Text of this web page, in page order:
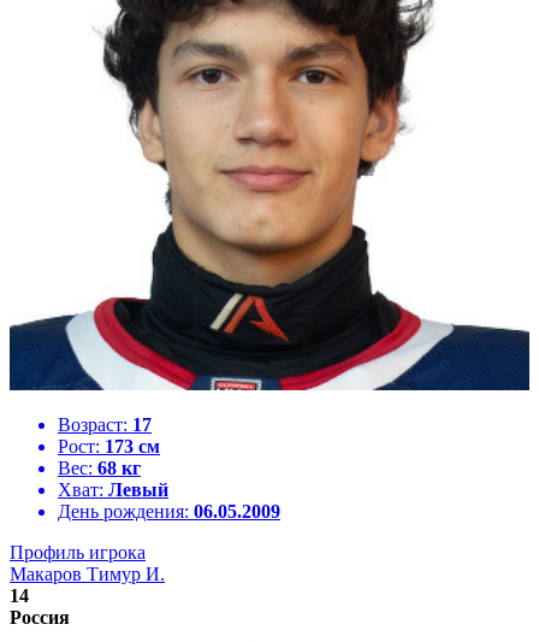
Возраст: 17
Рост: 173 см
Вес: 68 кг
Хват: Левый
День рождения: 06.05.2009
Профиль игрока
Макаров Тимур И.
14
Россия